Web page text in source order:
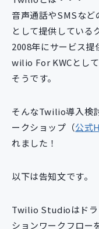
音声通話やSMSなど
として提供している
2008年にサービス
wilio For KWCとし
そうです。
そんなTwilio導入検
ークショップ（公式
れました！
以下は告知文です。
Twilio Studioはドラ
ションワークフロー